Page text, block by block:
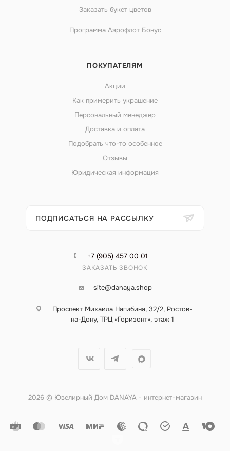
Заказать букет цветов
Программа Аэрофлот Бонус
ПОКУПАТЕЛЯМ
Акции
Как примерить украшение
Персональный менеджер
Доставка и оплата
Подобрать что-то особенное
Отзывы
Юридическая информация
ПОДПИСАТЬСЯ НА РАССЫЛКУ
+7 (905) 457 00 01
ЗАКАЗАТЬ ЗВОНОК
site@danaya.shop
Проспект Михаила Нагибина, 32/2, Ростов-
на-Дону, ТРЦ «Горизонт», этаж 1
2026 © Ювелирный Дом DANAYA - интернет-магазин